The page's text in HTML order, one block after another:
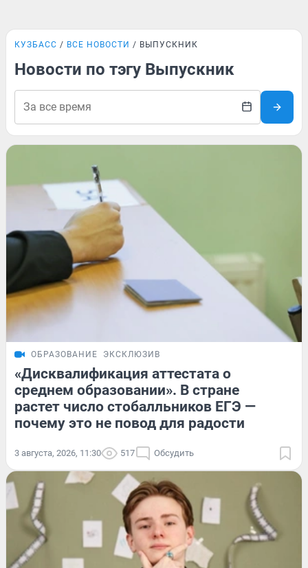
КУЗБАСС ВСЕ НОВОСТИ ВЫПУСКНИК
Новости по тэгу Выпускник
ОБРАЗОВАНИЕ ЭКСКЛЮЗИВ
«Дисквалификация аттестата о
среднем образовании». В стране
растет число стобалльников ЕГЭ —
почему это не повод для радости
3 августа, 2026, 11:30 517 Обсудить